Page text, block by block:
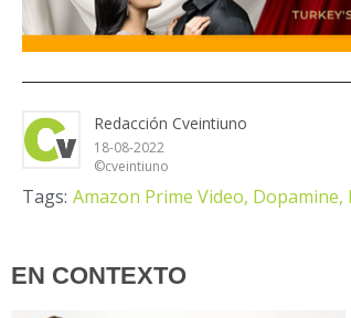
Redacción Cveintiuno
18-08-2022
©cveintiuno
Tags: Amazon Prime Video, Dopamine,
EN CONTEXTO